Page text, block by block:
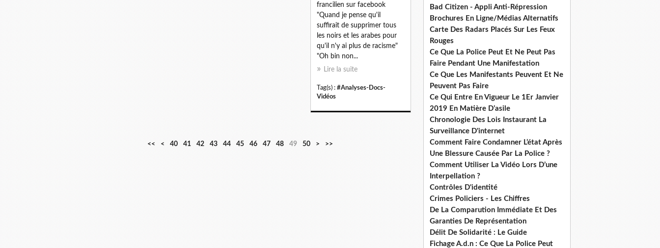
francilien sur facebook
"Quand je pense qu'il
suffirait de supprimer tous
les noirs et les arabes pour
qu'il n'y ai plus de racisme"
"Oh bin non...
Lire la suite
Tag(s) : #Analyses-Docs-
Vidéos
<< <
1
2
3
40 41 42 43 44 45 46 47 48 49 50
6
7
> >>
Bad Citizen - Appli Anti-Répression
Brochures En Ligne/Médias Alternatifs
Carte Des Radars Placés Sur Les Feux
Rouges
Ce Que La Police Peut Et Ne Peut Pas
Faire Pendant Une Manifestation
Ce Que Les Manifestants Peuvent Et Ne
Peuvent Pas Faire
Ce Qui Entre En Vigueur Le 1Er Janvier
2019 En Matière D’asile
Chronologie Des Lois Instaurant La
Surveillance D'internet
Comment Faire Condamner L’état Après
Une Blessure Causée Par La Police ?
Comment Utiliser La Vidéo Lors D’une
Interpellation ?
Contrôles D'identité
Crimes Policiers - Les Chiffres
De La Comparution Immédiate Et Des
Garanties De Représentation
Délit De Solidarité : Le Guide
Fichage A.d.n : Ce Que La Police Peut